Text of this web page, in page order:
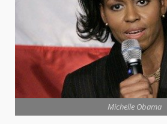
Michelle Obama